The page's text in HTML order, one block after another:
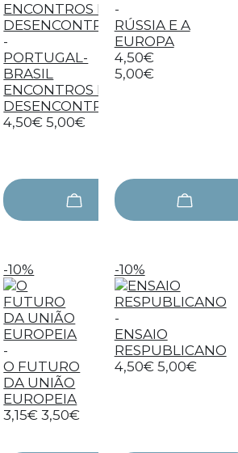
-
PORTUGAL-
BRASIL
ENCONTROS E
DESENCONTROS
4,50€ 5,00€
-
RÚSSIA E A
EUROPA
4,50€
5,00€
-10%
-
O FUTURO
DA UNIÃO
EUROPEIA
3,15€ 3,50€
-10%
-
ENSAIO
RESPUBLICANO
4,50€ 5,00€